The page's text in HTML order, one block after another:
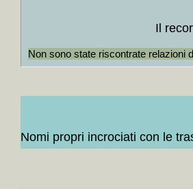
Domenico
stampa
Il
Non sono state riscontrate relazioni
Nomi propri incrociati con le